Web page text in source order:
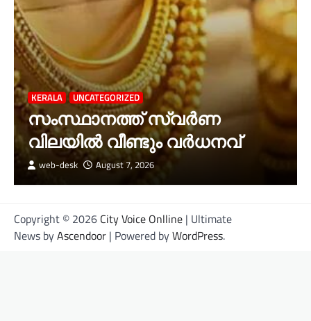
KERALA UNCATEGORIZED
സംസ്ഥാനത്ത് സ്വർണ
വിലയിൽ വീണ്ടും വർധനവ്
web-desk August 7, 2026
Copyright © 2026 City Voice Onlline | Ultimate
News byAscendoor | Powered byWordPress.